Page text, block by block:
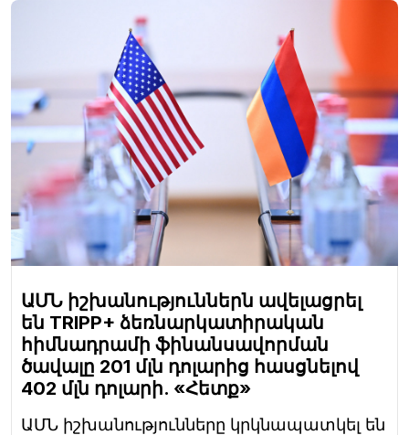
ԱՄՆ իշխանություններն ավելացրել
են TRIPP+ ձեռնարկատիրական
հիմնադրամի ֆինանսավորման
ծավալը 201 մլն դոլարից հասցնելով
402 մլն դոլարի. «Հետք»
ԱՄՆ իշխանությունները կրկնապատկել են